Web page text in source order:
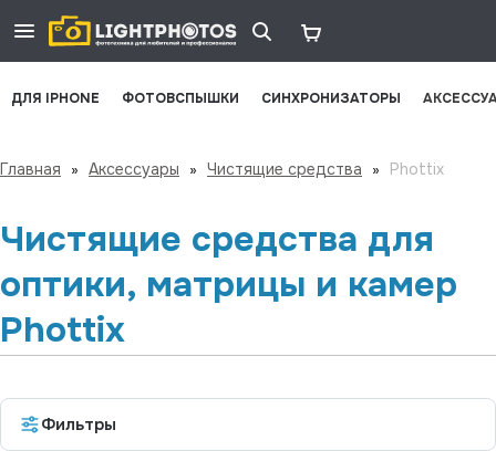
ДЛЯ IPHONE ФОТОВСПЫШКИ СИНХРОНИЗАТОРЫ
Главная » Аксессуары » Чистящие средства » Phottix
Чистящие средства для
оптики, матрицы и камер
Phottix
Фильтры